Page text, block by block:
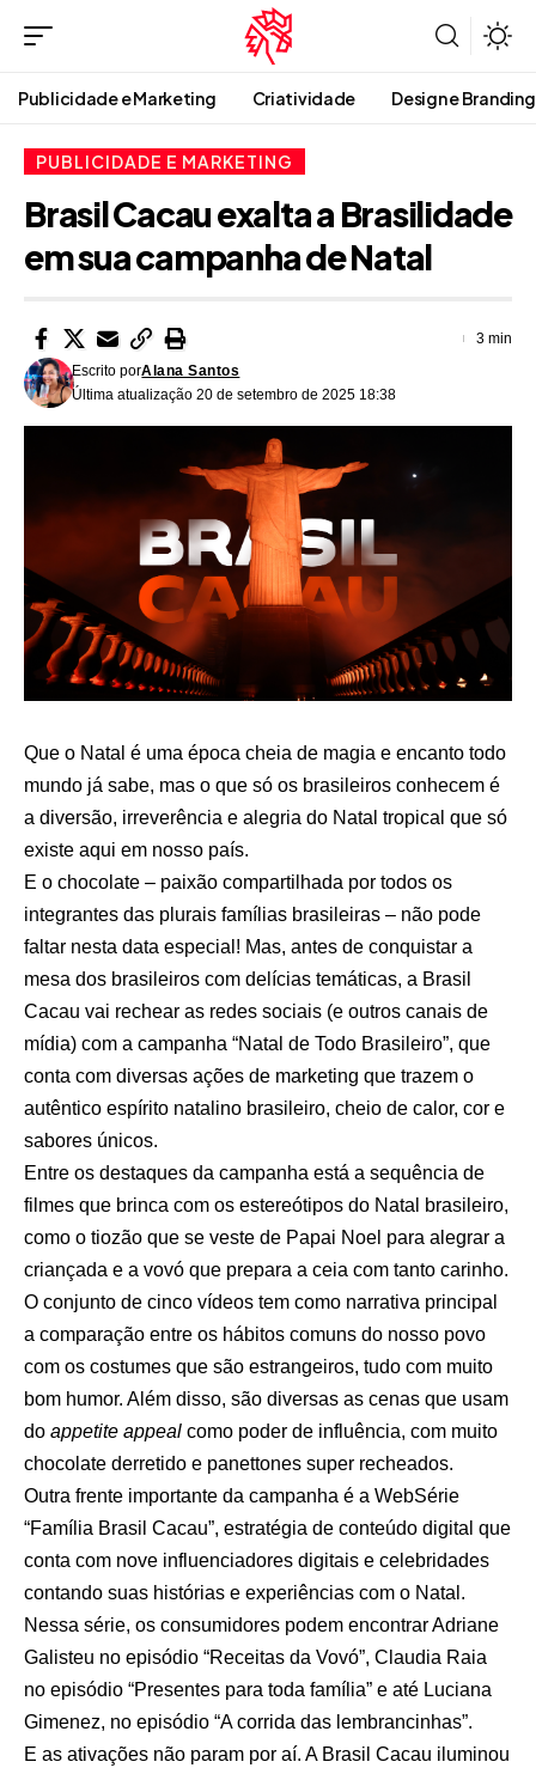
Publicidade e Marketing Criatividade Design e Branding
PUBLICIDADE E MARKETING
Brasil Cacau exalta a Brasilidade
em sua campanha de Natal
Última atualização 20 de setembro de 2025 18:38
Escrito porAlana Santos
3 min
Que o Natal é uma época cheia de magia e encanto todo
mundo já sabe, mas o que só os brasileiros conhecem é
a diversão, irreverência e alegria do Natal tropical que só
existe aqui em nosso país.
E o chocolate – paixão compartilhada por todos os
integrantes das plurais famílias brasileiras – não pode
faltar nesta data especial! Mas, antes de conquistar a
mesa dos brasileiros com delícias temáticas, a Brasil
Cacau vai rechear as redes sociais (e outros canais de
mídia) com a campanha “Natal de Todo Brasileiro”, que
conta com diversas ações de marketing que trazem o
autêntico espírito natalino brasileiro, cheio de calor, cor e
sabores únicos.
Entre os destaques da campanha está a sequência de
filmes que brinca com os estereótipos do Natal brasileiro,
como o tiozão que se veste de Papai Noel para alegrar a
criançada e a vovó que prepara a ceia com tanto carinho.
O conjunto de cinco vídeos tem como narrativa principal
a comparação entre os hábitos comuns do nosso povo
com os costumes que são estrangeiros, tudo com muito
bom humor. Além disso, são diversas as cenas que usam
do appetite appeal como poder de influência, com muito
chocolate derretido e panettones super recheados.
Outra frente importante da campanha é a WebSérie
“Família Brasil Cacau”, estratégia de conteúdo digital que
conta com nove influenciadores digitais e celebridades
contando suas histórias e experiências com o Natal.
Nessa série, os consumidores podem encontrar Adriane
Galisteu no episódio “Receitas da Vovó”, Claudia Raia
no episódio “Presentes para toda família” e até Luciana
Gimenez, no episódio “A corrida das lembrancinhas”.
E as ativações não param por aí. A Brasil Cacau iluminou